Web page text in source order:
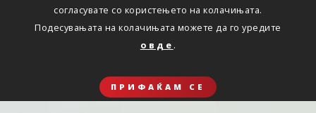
согласувате со користењето на колачињата.
Подесувањата на колачињата можете да го уредите
овде .
ПРИФАЌАМ СЕ